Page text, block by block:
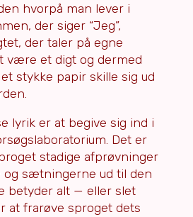
hvorpå man lever i
der siger “Jeg”,
der taler på egne
være et digt og dermed
stykke papir skille sig ud
lyrik er at begive sig ind i
Det er
stadige afprøvninger
og sætningerne ud til den
betyder alt — eller slet
at frarøve sproget dets